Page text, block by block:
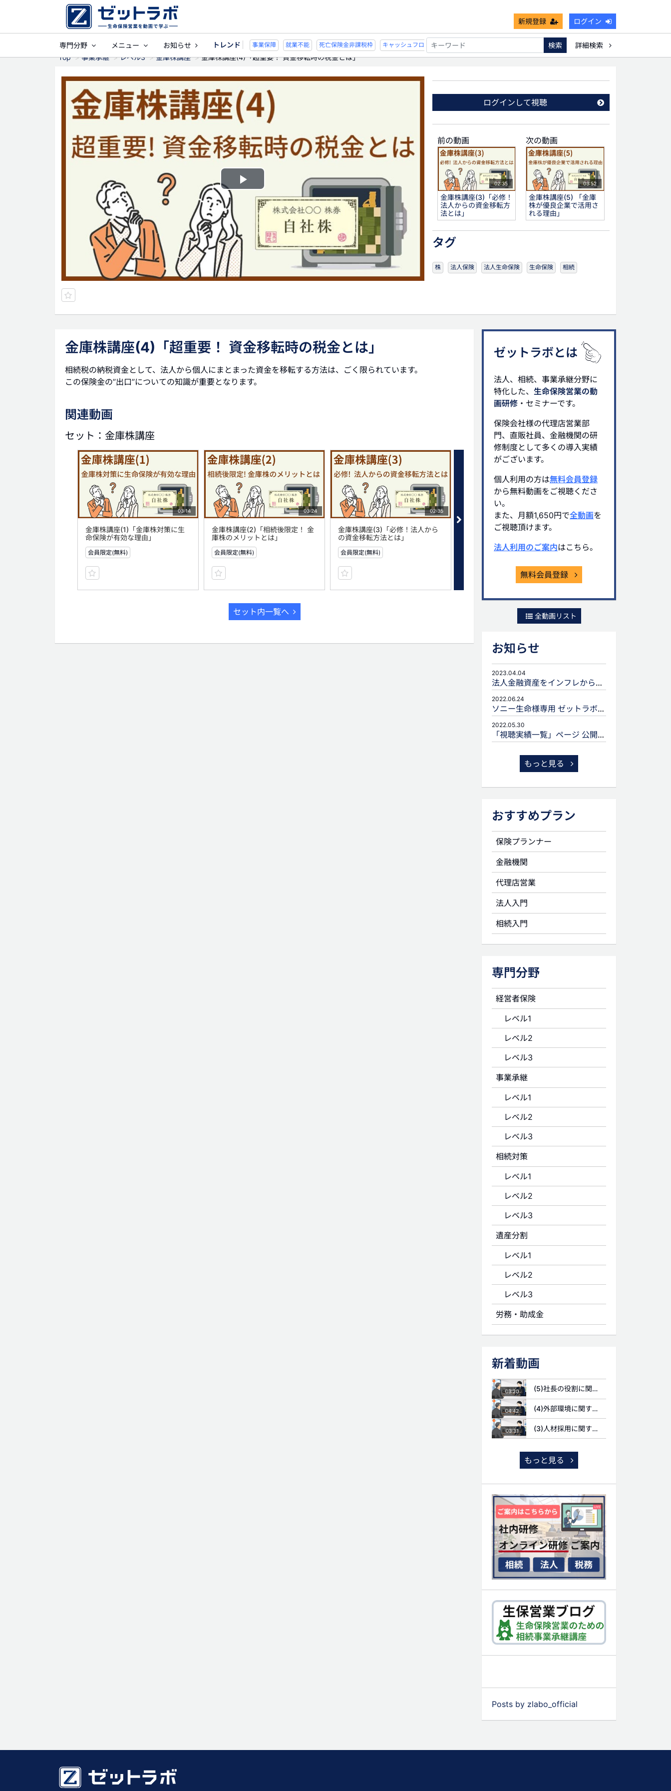
新規登録 ログイン
専門分野 メニュー お知らせ トレンド
事業保障 就業不能 死亡保険金非課税枠 キャッシュフロー 宗教法人 事業保障 就業不能 死亡保険金非課税枠 キャッシュフロー 宗教法人
検索
詳細検索
Top
事業承継 レベル3 金庫株講座 金庫株講座(4)「超重要！ 資金移転時の税金とは」
Play
Video
ログインして視聴
前の動画
02:35
金庫株講座(3)「必修！
法人からの資金移転方
法とは」
次の動画
03:52
金庫株講座(5) 「金庫
株が優良企業で活用さ
れる理由」
タグ
株 法人保険 法人生命保険 生命保険 相続
金庫株講座(4)「超重要！ 資金移転時の税金とは」
相続税の納税資金として、法人から個人にまとまった資金を移転する方法は、ごく限られています。
この保険金の”出口”についての知識が重要となります。
関連動画
セット：金庫株講座
03:14
金庫株講座(1)「金庫株対策に生
命保険が有効な理由」
会員限定(無料)
03:24
金庫株講座(2)「相続後限定！ 金
庫株のメリットとは」
会員限定(無料)
02:35
金庫株講座(3)「必修！法人から
の資金移転方法とは」
会員限定(無料)
03:20
金庫株講座(4)「超重要！ 資金移
セット内一覧へ
ゼットラボとは
法人、相続、事業承継分野に
特化した、 生命保険営業の動
画研修 ・セミナーです。
保険会社様の代理店営業部
門、直販社員、金融機関の研
修制度として多くの導入実績
がございます。
個人利用の方は無料会員登録
から無料動画をご視聴くださ
い。
また、月額1,650円で全動画を
ご視聴頂けます。
法人利用のご案内はこちら。
無料会員登録
全動画リスト
お知らせ
2023.04.04
法人金融資産をインフレから守るための生命保険活用
2022.06.24
ソニー生命様専用 ゼットラボforLIFEPLANNERのご案内
2022.05.30
「視聴実績一覧」ページ 公開のお知らせ
もっと見る
おすすめプラン
保険プランナー
金融機関
代理店営業
法人入門
相続入門
専門分野
経営者保険
レベル1
レベル2
レベル3
事業承継
レベル1
レベル2
レベル3
相続対策
レベル1
レベル2
レベル3
遺産分割
レベル1
レベル2
レベル3
労務・助成金
新着動画
03:20 (5)社長の役割に関する質問
04:42 (4)外部環境に関する質問
03:31 (3)人材採用に関する質問
もっと見る
Posts by zlabo_official